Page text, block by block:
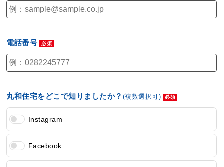
電話番号
丸和住宅をどこで知りましたか？ (複数選択可)
Instagram
Facebook